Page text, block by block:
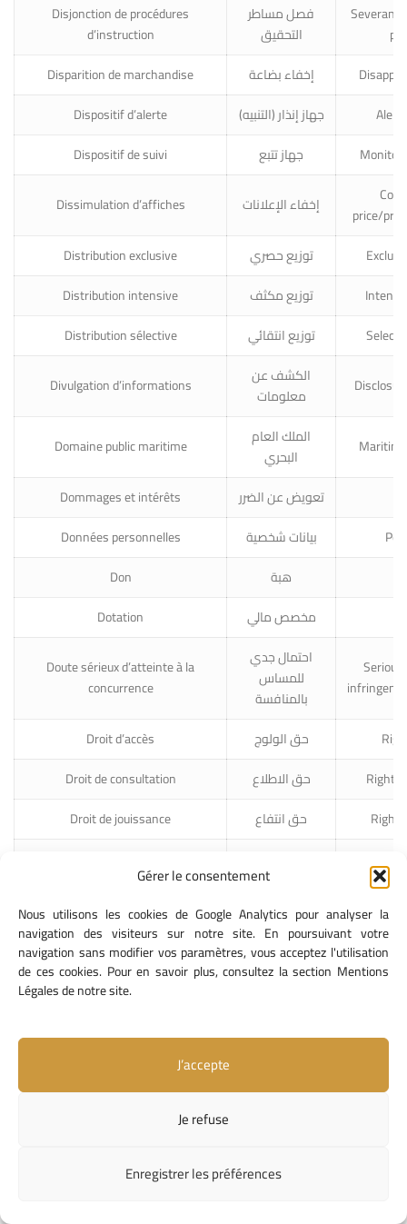
Gérer le consentement
Nous utilisons les cookies de Google Analytics pour analyser la
navigation des visiteurs sur notre site. En poursuivant votre
navigation sans modifier vos paramètres, vous acceptez l'utilisation
de ces cookies. Pour en savoir plus, consultez la section Mentions
Légales de notre site.
J’accepte
Je refuse
Enregistrer les préférences
Disjonction de procédures
d’instruction
فصل مساطر
التحقيق
Disparition de marchandise
إخفاء بضاعة
Dispositif d’alerte
جهاز إنذار (التنبيه)
Alert
Dispositif de suivi
جهاز تتبع
Dissimulation d’affiches إخفاء الإعلانات
price/
Distribution exclusive
توزيع حصري
Distribution intensive
توزيع مكثف
Distribution sélective
توزيع انتقائي
Divulgation d’informations
الكشف عن
معلومات
Domaine public maritime
الملك العام
البحري
Dommages et intérêts تعويض عن الضرر
Données personnelles
بيانات شخصية
Don
هبة
Dotation
مخصص مالي
Doute sérieux d’atteinte à la
concurrence
احتمال جدي
للمساس
بالمنافسة
Droit d’accès حق الولوج
Droit de consultation
حق الاطلاع
Right
Droit de jouissance
حق انتفاع
Right
Droit de la propriété intellectuelle
الفكرية
Droit de privilège حق امتياز
Duopole احتكار ثنائي